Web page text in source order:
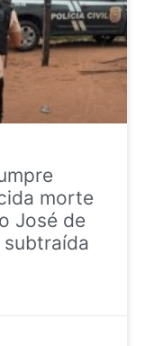
morte
José de